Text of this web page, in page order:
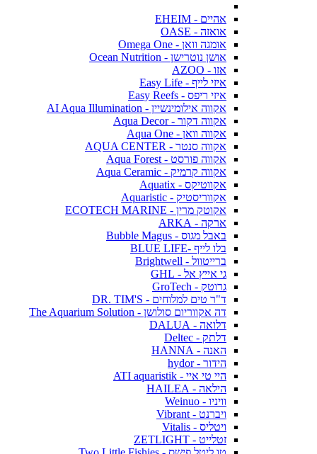
אהיים - EHEIM
אואזה - OASE
אומגה וואן - Omega One
אושן נוטרישן - Ocean Nutrition
אזו - AZOO
איזי לייף - Easy Life
איזי ריפס - Easy Reefs
אקווה אילומינשיין - AI Aqua Illumination
אקווה דקור - Aqua Decor
אקווה וואן - Aqua One
אקווה סנטר - AQUA CENTER
אקווה פורסט - Aqua Forest
אקווה קרמיק - Aqua Ceramic
אקווטיקס - Aquatix
אקווריסטיק - Aquaristic
אקוטק מרין - ECOTECH MARINE
ארקה - ARKA
באבל מגוס - Bubble Magus
בלו לייף -BLUE LIFE
ברייטוול - Brightwell
גי אייץ אל - GHL
גרוטק - GroTech
ד"ר טים למלוחים - DR. TIM'S
דה אקווריום סולושן - The Aquarium Solution
דלואה - DALUA
דלתק - Deltec
האנה - HANNA
הידור - hydor
היי טי איי - ATI aquaristik
הילאה - HAILEA
וויניו - Weinuo
ויברנט - Vibrant
ויטליס - Vitalis
זטלייט - ZETLIGHT